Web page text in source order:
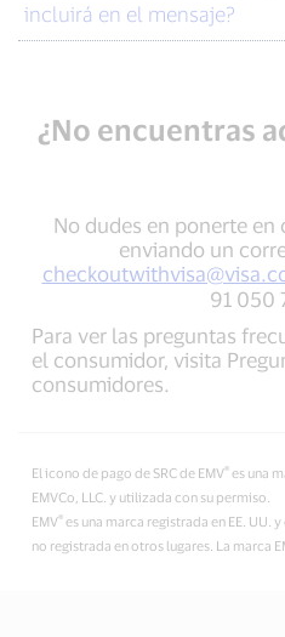
incluirá en el mensaje?
¿No encuentras
No dudes en ponerte
enviando un
91 050
Para ver las preguntas
el consumidor, visita
consumidores.
El icono de pago de SRC de EMV® es una
EMVCo, LLC. y utilizada con su permiso.
EMV® es una marca registrada en EE. UU.
no registrada en otros lugares. La marca